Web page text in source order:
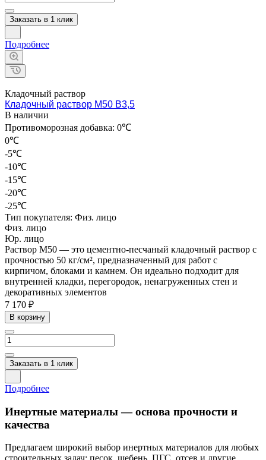
Заказать в 1 клик
Подробнее
Кладочный раствор
Кладочный раствор М50 В3,5
В наличии
Противоморозная добавка: 0℃
0℃
-5℃
-10℃
-15℃
-20℃
-25℃
Тип покупателя: Физ. лицо
Физ. лицо
Юр. лицо
Раствор М50 — это цементно-песчаный кладочный раствор с
прочностью 50 кг/см², предназначенный для работ с
кирпичом, блоками и камнем. Он идеально подходит для
внутренней кладки, перегородок, ненагруженных стен и
декоративных элементов
7 170 ₽
В корзину
Заказать в 1 клик
Подробнее
Инертные материалы — основа прочности и
качества
Предлагаем широкий выбор инертных материалов для любых